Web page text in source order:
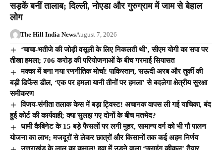
सड़कें बनीं तालाब; दिल्ली, नोएडा और गुरुग्राम में जाम से बेहाल
लोग
The Hill India NewsAugust 7, 2026
‘चाचा-भतीजे की जोड़ी वसूली के लिए निकलती थी’, सीएम योगी का सपा पर
तीखा हमला; 706 करोड़ की परियोजनाओं के बीच गरमाई सियासत
मक्का में बना नया रणनीतिक मोर्चा! पाकिस्तान, सऊदी अरब और तुर्की की
बड़ी डिफेंस डील, ‘एक पर हमला यानी तीनों पर हमला’ से बदलेगा क्षेत्रीय सुरक्षा
समीकरण
विजय-संगीता तलाक केस में बड़ा ट्विस्ट! अचानक वापस ली गई याचिका, बंद
हुई कोर्ट की कार्यवाही; क्या सुलझ गए दोनों के बीच मतभेद?
धामी कैबिनेट के 15 बड़े फैसलों पर लगी मुहर, सामान्य वर्ग को भी गौ पालन
योजना का लाभ; मजदूरों से लेकर छात्रों और किसानों तक कई अहम निर्णय